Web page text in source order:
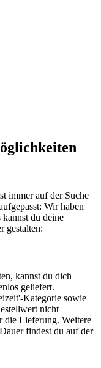
immer auf der Suche
Wir haben
du deine
gestalten:
kannst du dich
geliefert.
Kategorie sowie
nicht
die Lieferung. Weitere
findest du auf der